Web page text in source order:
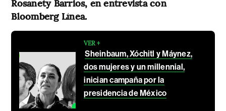
Rosanety Barrios, en entrevista con
Bloomberg Línea.
VER +
Sheinbaum, Xóchitl y Máynez,
dos mujeres y un millennial,
inician campaña por la
presidencia de México